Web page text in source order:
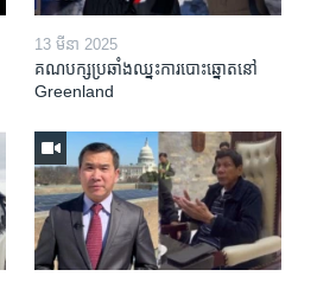
13 មីនា 2025
គណបក្ស​ប្រឆាំង​ឈ្នះ​ការបោះឆ្នោត​នៅ
Greenland